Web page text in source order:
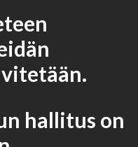
hallitus on